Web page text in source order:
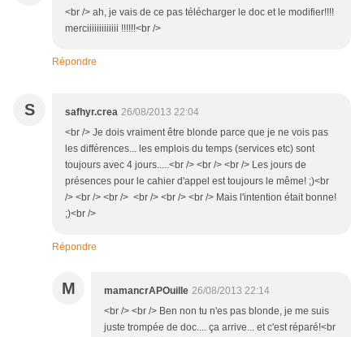
<br /> ah, je vais de ce pas télécharger le doc et le modifier!!!!
merciiiiiiiiiiiii !!!!!!<br />
Répondre
S safhyr.crea 26/08/2013 22:04
<br /> Je dois vraiment être blonde parce que je ne vois pas
les différences... les emplois du temps (services etc) sont
toujours avec 4 jours.....<br /> <br /> <br /> Les jours de
présences pour le cahier d'appel est toujours le même! ;)<br
/> <br /> <br /> <br /> <br /> <br /> Mais l'intention était bonne!
;)<br />
Répondre
M mamancrAPOuille 26/08/2013 22:14
<br /> <br /> Ben non tu n'es pas blonde, je me suis
juste trompée de doc.... ça arrive... et c'est réparé!<br